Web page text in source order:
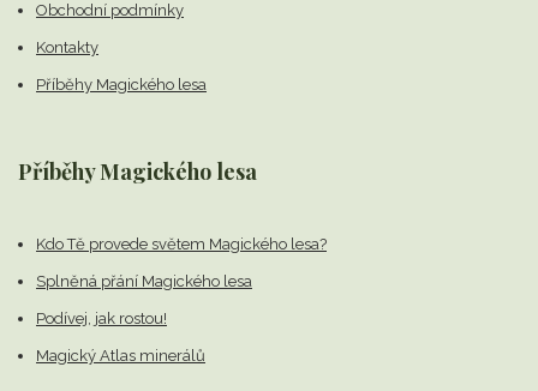
Obchodní podmínky
Kontakty
Příběhy Magického lesa
Příběhy Magického lesa
Kdo Tě provede světem Magického lesa?
Splněná přání Magického lesa
Podívej, jak rostou!
Magický Atlas minerálů